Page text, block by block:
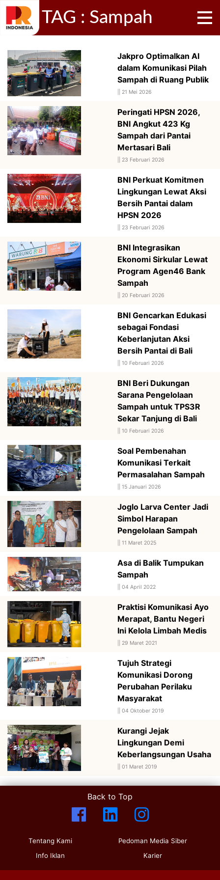
TAG : Sampah
Jakpro Optimalkan AI
dalam Komunikasi Pilah
Sampah di Ruang Publik
21 Mei 2026
Peringati HPSN 2026,
BNI Angkut 423 Kg
Sampah dari Pantai
Mertasari Bali
23 Februari 2026
BNI Perkuat Komitmen
Lingkungan Lewat Aksi
Bersih Pantai dalam
HPSN 2026
23 Februari 2026
BNI Integrasikan
Ekonomi Sirkular Lewat
Program Agen46 Bank
Sampah
20 Februari 2026
BNI Gencarkan Edukasi
sebagai Fondasi
Keberlanjutan Aksi
Bersih Pantai di Bali
10 Februari 2026
BNI Beri Dukungan
Sarana Pengelolaan
Sampah untuk TPS3R
Sekar Tanjung di Bali
10 Februari 2026
Soal Pembenahan
Komunikasi Terkait
Permasalahan Sampah
15 Januari 2026
Joglo Larva Center Jadi
Simbol Harapan
Pengelolaan Sampah
11 Maret 2025
Asa di Balik Tumpukan
Sampah
04 April 2022
Praktisi Komunikasi Ayo
Merapat, Bantu Negeri
Ini Kelola Limbah Medis
29 Maret 2021
Tujuh Strategi
Komunikasi Dorong
Perubahan Perilaku
Masyarakat
04 Oktober 2019
Kurangi Jejak
Lingkungan Demi
Keberlangsungan Usaha
01 Maret 2019
Back to Top
Tentang Kami
Info Iklan
Pedoman Media Siber
Karier